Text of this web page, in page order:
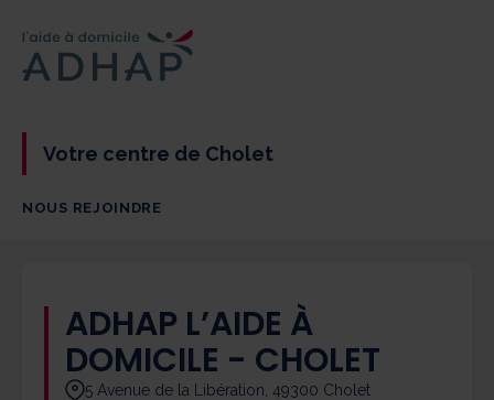
Votre centre de Cholet
NOUS REJOINDRE
ADHAP L’AIDE À
DOMICILE - CHOLET
5 Avenue de la Libération, 49300 Cholet